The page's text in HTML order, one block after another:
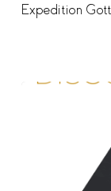
Expedition Gott,